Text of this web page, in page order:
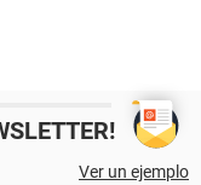
Ver un ejemplo